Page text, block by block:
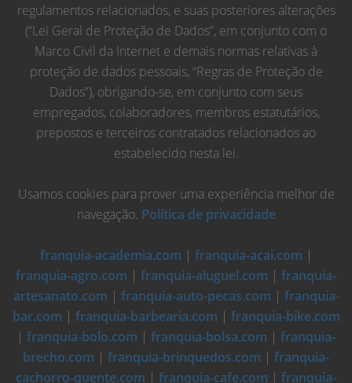
regulamentos relacionados, e suas posteriores alterações
(“Lei Geral de Proteção de Dados”, em conjunto com o
Marco Civil da Internet e demais normas relativas à
proteção de dados pessoais, “Regras de Proteção de
Dados”), obrigando-se, em conjunto com seus
empregados, colaboradores, membros estatutários,
prepostos e terceiros contratados relacionados ao
estabelecido nesta lei.
Usamos cookies para prover uma experiência melhor de
navegação. Política de privacidade
franquia-academia.com | franquia-acai.com |
franquia-agro.com | franquia-aluguel.com | franquia-
artesanato.com | franquia-auto-pecas.com | franquia-
bar.com | franquia-barbearia.com | franquia-bike.com
| franquia-bolo.com | franquia-bolsa.com | franquia-
brecho.com | franquia-brinquedos.com | franquia-
cachorro-quente.com | franquia-cafe.com | franquia-